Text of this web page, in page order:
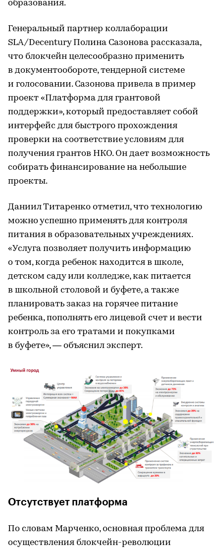
образования.
Генеральный партнер коллаборации
SLA/Decentury Полина Сазонова рассказала,
что блокчейн целесообразно применить
в документообороте, тендерной системе
и голосовании. Сазонова привела в пример
проект «Платформа для грантовой
поддержки», который предоставляет собой
интерфейс для быстрого прохождения
проверки на соответствие условиям для
получения грантов НКО. Он дает возможность
собирать финансирование на небольшие
проекты.
Даниил Титаренко отметил, что технологию
можно успешно применять для контроля
питания в образовательных учреждениях.
«Услуга позволяет получить информацию
о том, когда ребенок находится в школе,
детском саду или колледже, как питается
в школьной столовой и буфете, а также
планировать заказ на горячее питание
ребенка, пополнять его лицевой счет и вести
контроль за его тратами и покупками
в буфете», — объяснил эксперт.
Отсутствует платформа
По словам Марченко, основная проблема для
осуществления блокчейн-революции